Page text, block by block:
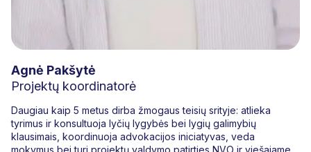
Agnė Pakšytė
Projektų koordinatorė
Daugiau kaip 5 metus dirba žmogaus teisių srityje: atlieka
tyrimus ir konsultuoja lyčių lygybės bei lygių galimybių
klausimais, koordinuoja advokacijos iniciatyvas, veda